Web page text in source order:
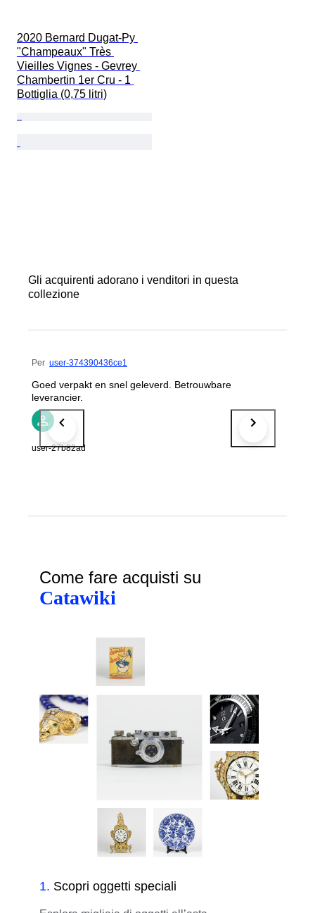
2020 Bernard Dugat-Py
"Champeaux" Très
Vieilles Vignes - Gevrey
Chambertin 1er Cru - 1
Bottiglia (0,75 litri)
Gli acquirenti adorano i venditori in questa
collezione
Per user-374390436ce1
Goed verpakt en snel geleverd. Betrouwbare
leverancier.
user-27b82ad
Come fare acquisti su
Catawiki
1. Scopri oggetti speciali